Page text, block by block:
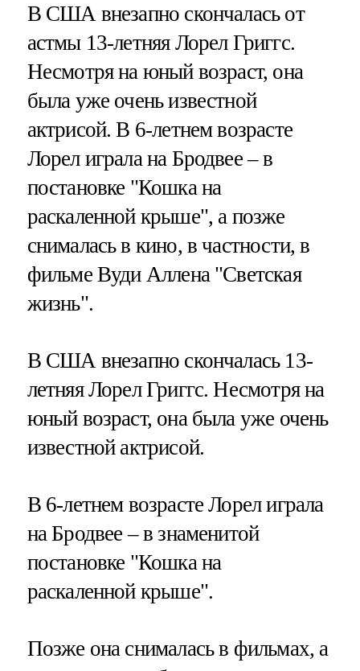
В США внезапно скончалась от
астмы 13-летняя Лорел Григгс.
Несмотря на юный возраст, она
была уже очень известной
актрисой. В 6-летнем возрасте
Лорел играла на Бродвее – в
постановке "Кошка на
раскаленной крыше", а позже
снималась в кино, в частности, в
фильме Вуди Аллена "Светская
жизнь".
В США внезапно скончалась 13-
летняя Лорел Григгс. Несмотря на
юный возраст, она была уже очень
известной актрисой.
В 6-летнем возрасте Лорел играла
на Бродвее – в знаменитой
постановке "Кошка на
раскаленной крыше".
Позже она снималась в фильмах, а